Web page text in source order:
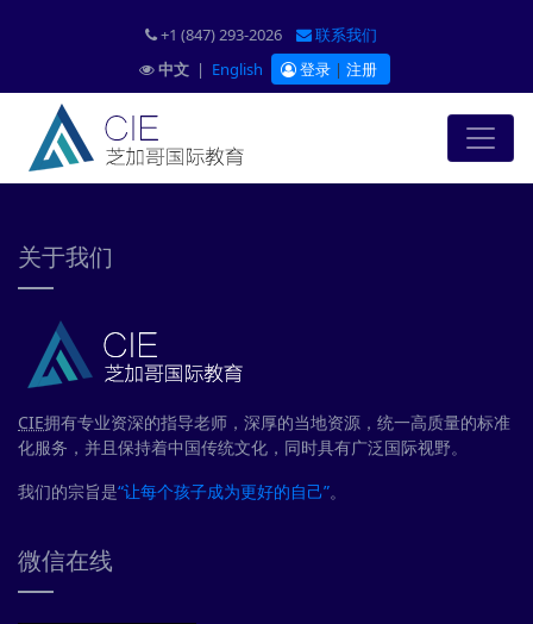
+1 (847) 293-2026
联系我们
中文 | English 登录 | 注册
关于我们
CIE拥有专业资深的指导老师，深厚的当地资源，统一高质量的标准
化服务，并且保持着中国传统文化，同时具有广泛国际视野。
我们的宗旨是“让每个孩子成为更好的自己”。
微信在线